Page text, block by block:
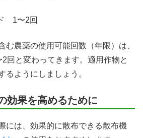
1〜2回
む農薬の使用可能回数（年限）は、
回と変わってきます。適用作物と
るようにしましょう。
効果を高めるために
には、効果的に散布できる散布機